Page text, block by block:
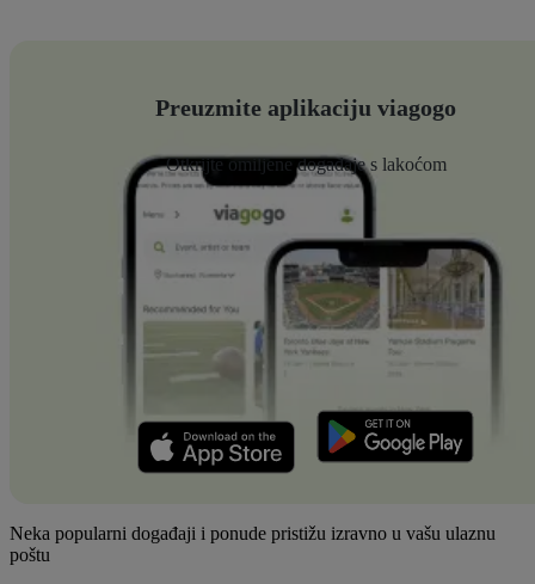
Preuzmite aplikaciju viagogo
Otkrijte omiljene događaje s lakoćom
Neka popularni događaji i ponude pristižu izravno u vašu ulaznu
poštu